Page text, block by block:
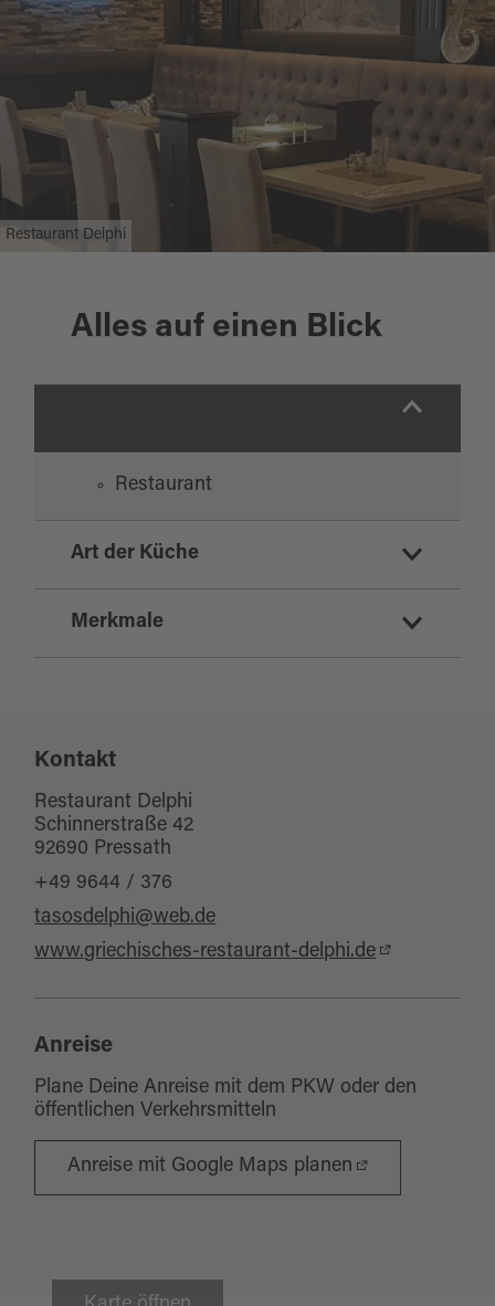
Restaurant Delphi
Alles auf einen Blick
Restaurant
Art der Küche
griechisch
Merkmale
Wickelraum
Kontakt
Restaurant Delphi
Schinnerstraße 42
92690 Pressath
+49 9644 / 376
tasosdelphi@web.de
www.griechisches-restaurant-delphi.de
Anreise
Plane Deine Anreise mit dem PKW oder den
öffentlichen Verkehrsmitteln
Anreise mit Google Maps planen